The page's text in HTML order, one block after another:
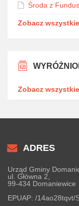
Środa z
Zobacz
Zobacz
ADRES
Urząd Gminy
ul. Główna 2,
99-434 Domaniewice
EPUAP: /14ao28tqvt/